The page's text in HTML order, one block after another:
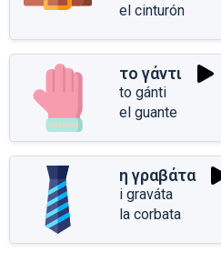
el cinturón
το γάντι
to gánti
el guante
η γραβάτα
i graváta
la corbata